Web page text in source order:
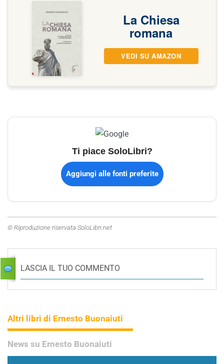
La Chiesa
romana
VEDI SU AMAZON
Ti piace SoloLibri?
Aggiungi alle fonti preferite
© Riproduzione riservata SoloLibri.net
LASCIA IL TUO COMMENTO
Altri libri di Ernesto Buonaiuti
News su Ernesto Buonaiuti